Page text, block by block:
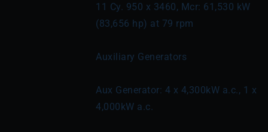
11 Cy. 950 x 3460, Mcr: 61,530 kW
(83,656 hp) at 79 rpm
Auxiliary Generators
Aux Generator: 4 x 4,300kW a.c., 1 x
4,000kW a.c.